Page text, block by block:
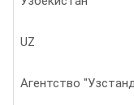
UZ
Агентство